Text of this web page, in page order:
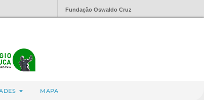
Fundação Oswaldo Cruz
MAPA